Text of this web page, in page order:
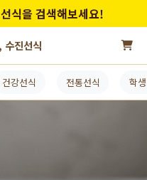
식을 검색해보세요!
수진선식
건강선식 전통선식 학